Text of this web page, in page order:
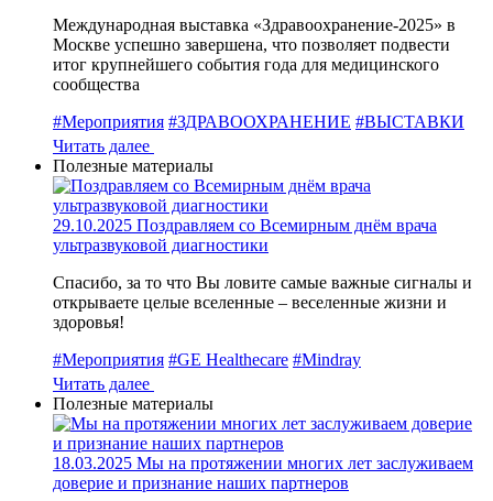
Международная выставка «Здравоохранение-2025» в
Москве успешно завершена, что позволяет подвести
итог крупнейшего события года для медицинского
сообщества
#Мероприятия #ЗДРАВООХРАНЕНИЕ #ВЫСТАВКИ
Читать далее
Полезные материалы
29.10.2025 Поздравляем со Всемирным днём врача
ультразвуковой диагностики
Спасибо, за то что Вы ловите самые важные сигналы и
открываете целые вселенные – веселенные жизни и
здоровья!
#Мероприятия #GE Healthecare #Mindray
Читать далее
Полезные материалы
18.03.2025 Мы на протяжении многих лет заслуживаем
доверие и признание наших партнеров